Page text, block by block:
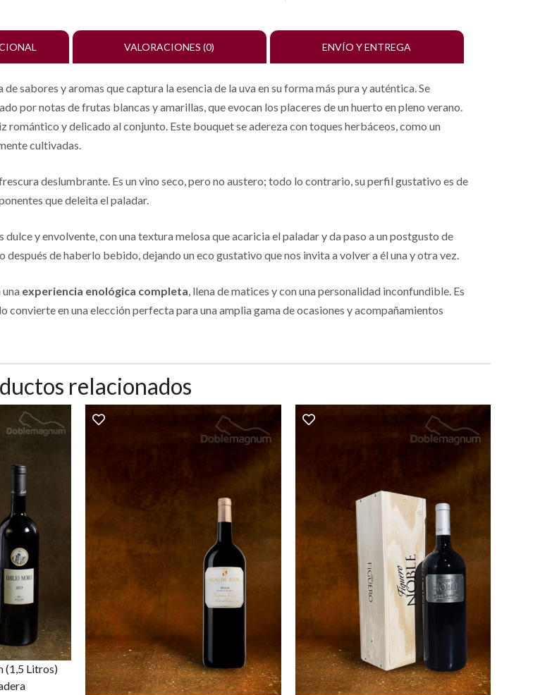
VALORACIONES (0) ENVÍO Y ENTREGA
sabores y aromas que captura la esencia de la uva en su forma más pura y auténtica. Se
por notas de frutas blancas y amarillas, que evocan los placeres de un huerto en pleno verano.
romántico y delicado al conjunto. Este bouquet se adereza con toques herbáceos, como un
cultivadas.
deslumbrante. Es un vino seco, pero no austero; todo lo contrario, su perfil gustativo es de
que deleita el paladar.
y envolvente, con una textura melosa que acaricia el paladar y da paso a un postgusto de
después de haberlo bebido, dejando un eco gustativo que nos invita a volver a él una y otra vez.
experiencia enológica completa, llena de matices y con una personalidad inconfundible. Es
en una elección perfecta para una amplia gama de ocasiones y acompañamientos
relacionados
(1,5 Litros)